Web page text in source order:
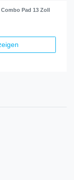
Pad 13 Zoll